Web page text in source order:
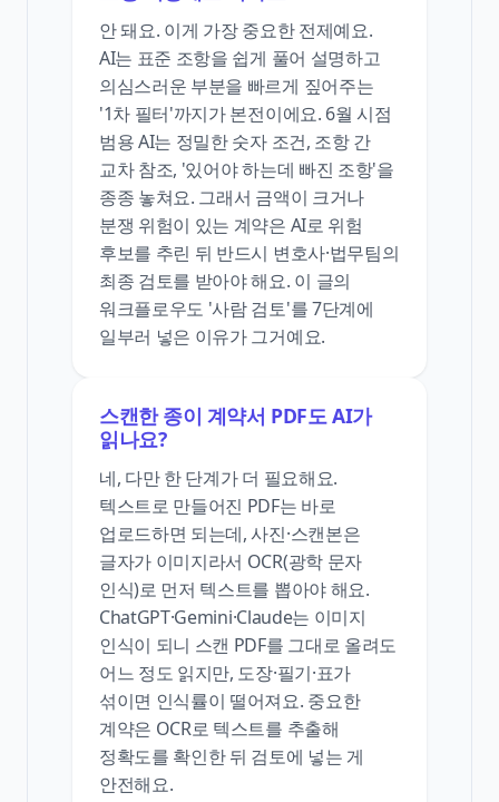
안 돼요. 이게 가장 중요한 전제예요.
AI는 표준 조항을 쉽게 풀어 설명하고
의심스러운 부분을 빠르게 짚어주는
'1차 필터'까지가 본전이에요. 6월 시점
범용 AI는 정밀한 숫자 조건, 조항 간
교차 참조, '있어야 하는데 빠진 조항'을
종종 놓쳐요. 그래서 금액이 크거나
분쟁 위험이 있는 계약은 AI로 위험
후보를 추린 뒤 반드시 변호사·법무팀의
최종 검토를 받아야 해요. 이 글의
워크플로우도 '사람 검토'를 7단계에
일부러 넣은 이유가 그거예요.
스캔한 종이 계약서 PDF도 AI가
읽나요?
네, 다만 한 단계가 더 필요해요.
텍스트로 만들어진 PDF는 바로
업로드하면 되는데, 사진·스캔본은
글자가 이미지라서 OCR(광학 문자
인식)로 먼저 텍스트를 뽑아야 해요.
ChatGPT·Gemini·Claude는 이미지
인식이 되니 스캔 PDF를 그대로 올려도
어느 정도 읽지만, 도장·필기·표가
섞이면 인식률이 떨어져요. 중요한
계약은 OCR로 텍스트를 추출해
정확도를 확인한 뒤 검토에 넣는 게
안전해요.